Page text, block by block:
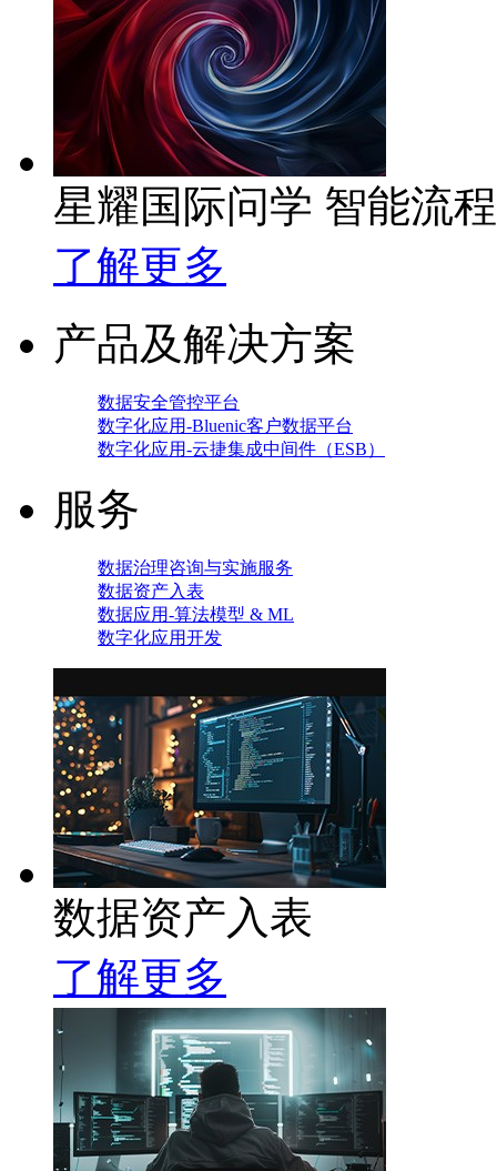
星耀国际问学 智能流
了解更多
产品及解决方案
数据安全管控平台
数字化应用-Bluenic客户数据平台
数字化应用-云捷集成中间件（ESB）
服务
数据治理咨询与实施服务
数据资产入表
数据应用-算法模型 & ML
数字化应用开发
数据资产入表
了解更多